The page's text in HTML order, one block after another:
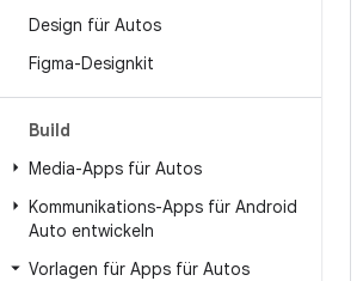
Design für Autos
Figma-Designkit
Build
Media-Apps für Autos
Kommunikations-Apps für Android
Auto entwickeln
Vorlagen für Apps für Autos